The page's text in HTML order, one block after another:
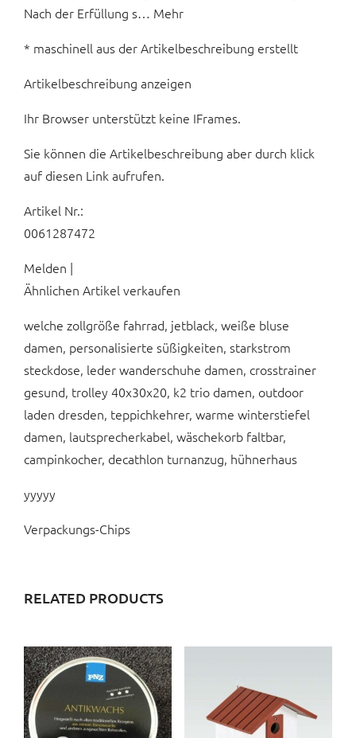
Nach der Erfüllung s… Mehr
* maschinell aus der Artikelbeschreibung erstellt
Artikelbeschreibung anzeigen
Ihr Browser unterstützt keine IFrames.
Sie können die Artikelbeschreibung aber durch klick
auf diesen Link aufrufen.
Artikel Nr.:
0061287472
Melden |
Ähnlichen Artikel verkaufen
welche zollgröße fahrrad, jetblack, weiße bluse
damen, personalisierte süßigkeiten, starkstrom
steckdose, leder wanderschuhe damen, crosstrainer
gesund, trolley 40x30x20, k2 trio damen, outdoor
laden dresden, teppichkehrer, warme winterstiefel
damen, lautsprecherkabel, wäschekorb faltbar,
campinkocher, decathlon turnanzug, hühnerhaus
yyyyy
Verpackungs-Chips
RELATED PRODUCTS